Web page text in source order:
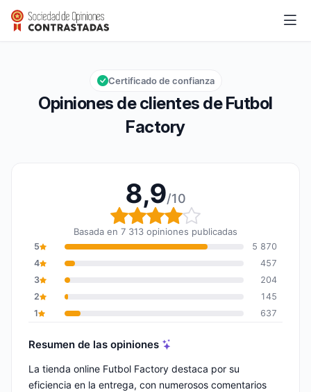
Futbol Factory
Calificación global: 8,9 de 10
8,9/10
Opiniones de clientes de Futbol
Factory
Certificado de confianza
8,9/10
Calificación global: 8,9
Basada en 7 313 opiniones publicadas
5
5 870
4
457
3
204
2
145
1
637
Resumen de las opiniones
La tienda online Futbol Factory destaca por su
eficiencia en la entrega, con numerosos comentarios